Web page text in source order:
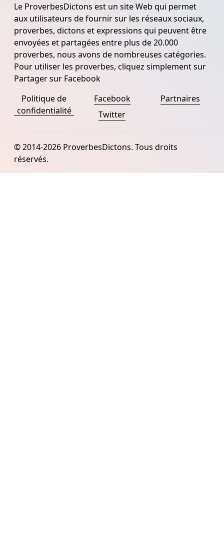
Le ProverbesDictons est un site Web qui permet
aux utilisateurs de fournir sur les réseaux sociaux,
proverbes, dictons et expressions qui peuvent être
envoyées et partagées entre plus de 20.000
proverbes, nous avons de nombreuses catégories.
Pour utiliser les proverbes, cliquez simplement sur
Partager sur Facebook
Politique de
confidentialité
Facebook
Twitter
Partnaires
© 2014-2026 ProverbesDictons. Tous droits
réservés.